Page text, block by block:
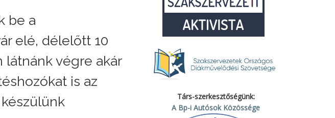
be a
elé, délelőtt 10
látnánk végre akár
is az
Társ-szerkesztőségünk:
A Bp-i Autósok Közössége